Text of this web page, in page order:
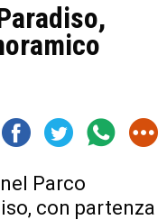
Parco
con partenza